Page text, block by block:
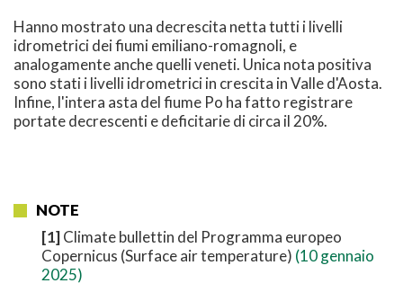
Hanno mostrato una decrescita netta tutti i livelli
idrometrici dei fiumi emiliano-romagnoli, e
analogamente anche quelli veneti. Unica nota positiva
sono stati i livelli idrometrici in crescita in Valle d'Aosta.
Infine, l'intera asta del fiume Po ha fatto registrare
portate decrescenti e deficitarie di circa il 20%.
NOTE
[1]Climate bullettin del Programma europeo
Copernicus (Surface air temperature) (10 gennaio
2025)